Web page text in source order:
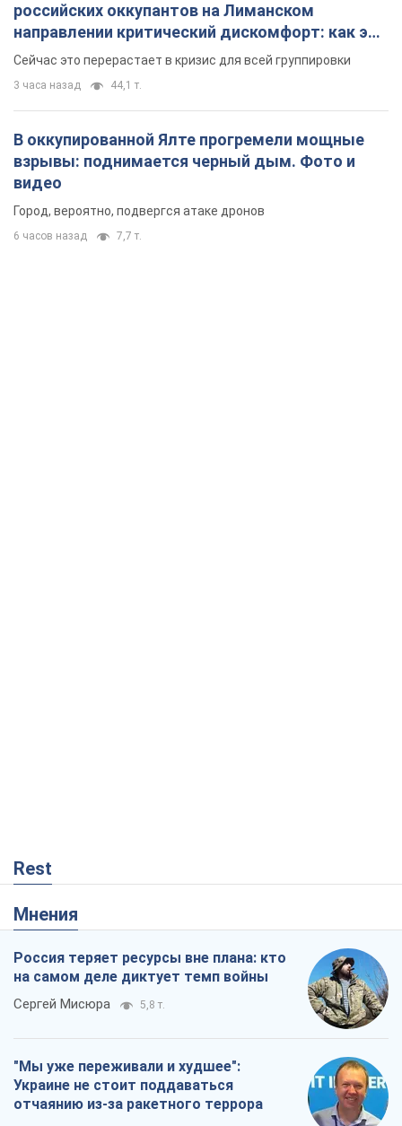
российских оккупантов на Лиманском
направлении критический дискомфорт: как это
удалось
Сейчас это перерастает в кризис для всей группировки
3 часа назад 44,1 т.
В оккупированной Ялте прогремели мощные
взрывы: поднимается черный дым. Фото и
видео
Город, вероятно, подвергся атаке дронов
6 часов назад 7,7 т.
Rest
Мнения
Россия теряет ресурсы вне плана: кто
на самом деле диктует темп войны
Сергей Мисюра 5,8 т.
"Мы уже переживали и худшее":
Украине не стоит поддаваться
отчаянию из-за ракетного террора